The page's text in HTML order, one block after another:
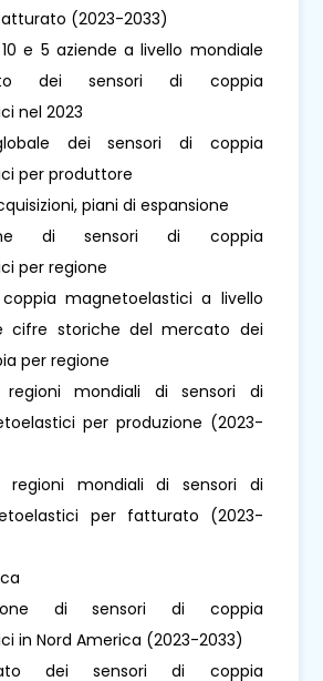
(2023-2033)
10 e 5 aziende a livello mondiale
dei sensori di coppia
nel 2023
dei sensori di coppia
per produttore
piani di espansione
di sensori di coppia
per regione
coppia magnetoelastici a livello
cifre storiche del mercato dei
per regione
regioni mondiali di sensori di
per produzione (2023-
regioni mondiali di sensori di
per fatturato (2023-
di sensori di coppia
in Nord America (2023-2033)
dei sensori di coppia